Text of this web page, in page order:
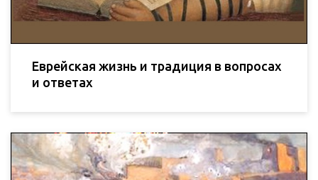
Еврейская жизнь и традиция в вопросах
и ответах